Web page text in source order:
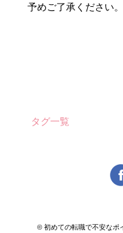
予めご了承ください。
タグ一覧
© 初めての転職で不安なポ